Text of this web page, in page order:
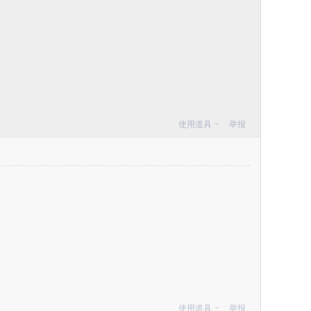
使用道具 举报
使用道具 举报